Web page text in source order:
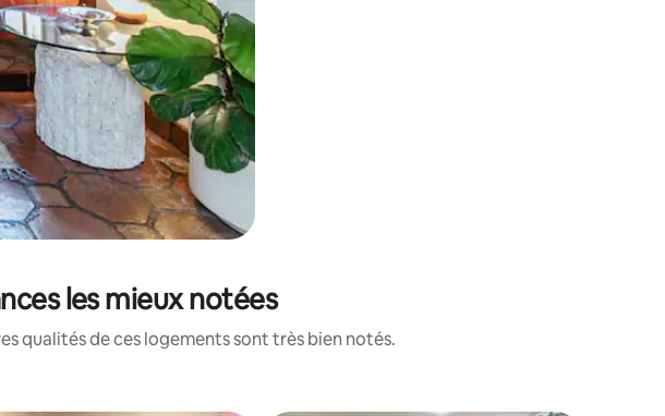
les mieux notées
qualités de ces logements sont très bien notés.